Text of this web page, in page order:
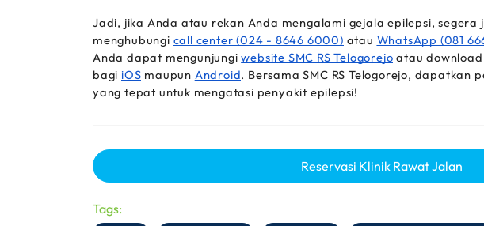
Jadi, jika Anda atau rekan Anda mengalami gejala epilepsi, segera
menghubungi call center (024 - 8646 6000) atau WhatsApp (081
Anda dapat mengunjungi website SMC RS Telogorejo atau
bagi iOS maupun Android. Bersama SMC RS Telogorejo, dapatkan
yang tepat untuk mengatasi penyakit epilepsi!
Reservasi Klinik Rawat Jalan
Tags: